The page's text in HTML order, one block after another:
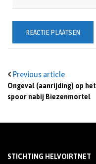
Previous article
Ongeval (aanrijding) op het
spoor nabij Biezenmortel
STICHTING HELVOIRTNET